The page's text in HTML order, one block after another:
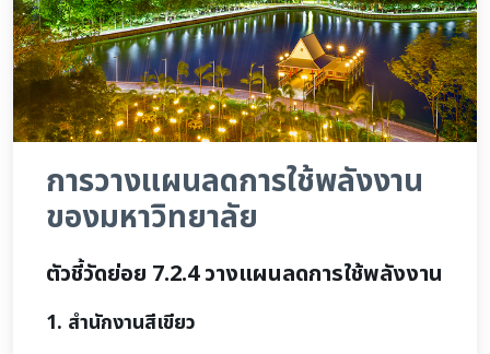
การวางแผนลดการใช้พลังงาน
ของมหาวิทยาลัย
ตัวชี้วัดย่อย 7.2.4 วางแผนลดการใช้พลังงาน
1. สำนักงานสีเขียว